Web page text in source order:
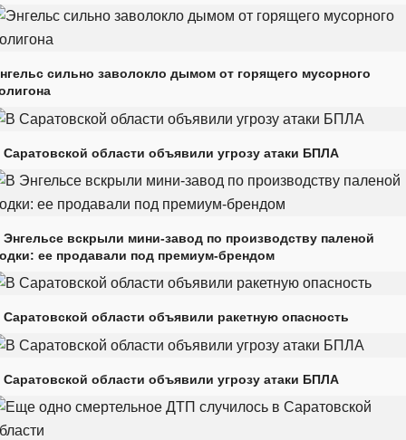
сильно заволокло дымом от горящего мусорного
Саратовской области объявили угрозу атаки БПЛА
Энгельсе вскрыли мини-завод по производству паленой
ее продавали под премиум-брендом
Саратовской области объявили ракетную опасность
Саратовской области объявили угрозу атаки БПЛА